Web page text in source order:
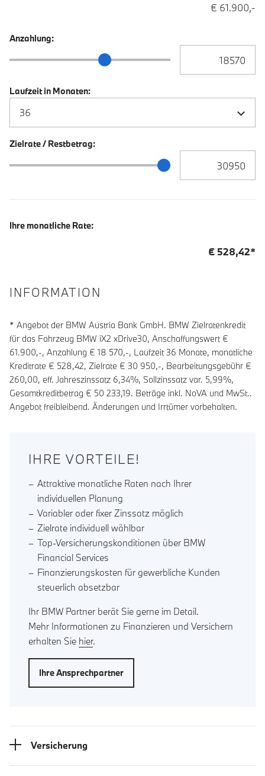
€ 61.900,-
Anzahlung:
Anzahlung Schieberegler
Laufzeit in Monaten:
Zielrate / Restbetrag:
Zielrate / Restbetrag Schieberegler
Ihre monatliche Rate:
€ 528,42*
INFORMATION
* Angebot der BMW Austria Bank GmbH. BMW Zielratenkredit
für das Fahrzeug BMW iX2 xDrive30, Anschaffungswert €
61.900,-, Anzahlung € 18 570,-, Laufzeit36 Monate, monatliche
Kreditrate € 528,42, Zielrate € 30 950,-, Bearbeitungsgebühr €
260,00, eff. Jahreszinssatz 6,34%, Sollzinssatz var. 5,99%,
Gesamtkreditbetrag € 50 233,19. Beträge inkl. NoVA und MwSt..
Angebot freibleibend. Änderungen und Irrtümer vorbehalten.
IHRE VORTEILE!
Attraktive monatliche Raten nach Ihrer
individuellen Planung
Variabler oder fixer Zinssatz möglich
Zielrate individuell wählbar
Top-Versicherungskonditionen über BMW
Financial Services
Finanzierungskosten für gewerbliche Kunden
steuerlich absetzbar
Ihr BMW Partner berät Sie gerne im Detail.
Mehr Informationen zu Finanzieren und Versichern
erhalten Sie hier.
Ihre Ansprechpartner
Versicherung